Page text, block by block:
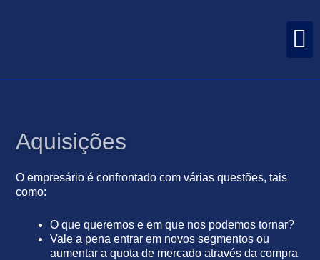
Aquisições
O empresário é confrontado com várias questões, tais
como:
O que queremos e em que nos podemos tornar?
Vale a pena entrar em novos segmentos ou
aumentar a quota de mercado através da compra